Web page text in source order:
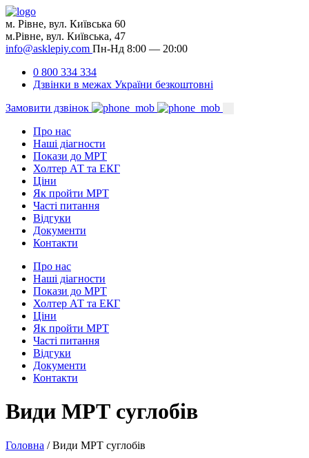
м. Рівне, вул. Київська 60
м.Рівне, вул. Київська, 47
info@asklepiy.com Пн-Нд 8:00 — 20:00
0 800 334 334
Дзвінки в межах України безкоштовні
Замовити дзвінок
Про нас
Наші діагности
Покази до МРТ
Холтер АТ та ЕКГ
Ціни
Як пройти МРТ
Часті питання
Відгуки
Документи
Контакти
Про нас
Наші діагности
Покази до МРТ
Холтер АТ та ЕКГ
Ціни
Як пройти МРТ
Часті питання
Відгуки
Документи
Контакти
Види МРТ суглобів
Головна /Види МРТ суглобів